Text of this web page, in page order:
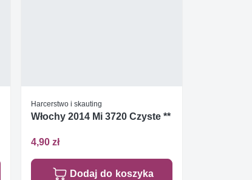
Harcerstwo i skauting
Włochy 2014 Mi 3720 Czyste **
4,90 zł
Dodaj do koszyka